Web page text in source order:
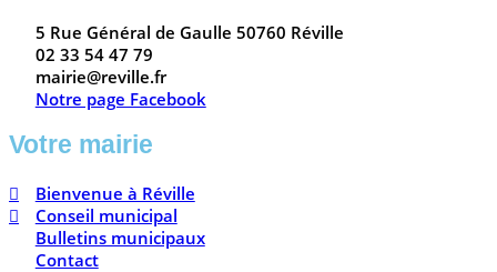
5 Rue Général de Gaulle 50760 Réville
02 33 54 47 79
mairie@reville.fr
Notre page Facebook
Votre mairie
Bienvenue à Réville
Conseil municipal
Bulletins municipaux
Contact